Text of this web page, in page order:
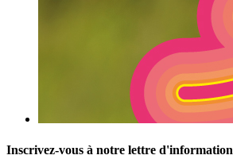
Inscrivez-vous à notre lettre d'information